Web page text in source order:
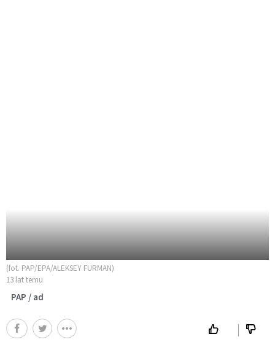
(fot. PAP/EPA/ALEKSEY FURMAN)
13 lat temu
PAP / ad